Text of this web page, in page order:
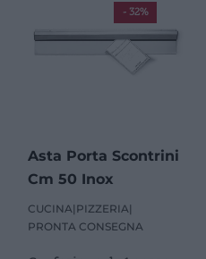
Asta Porta Scontrini
Cm 50 Inox
CUCINA| PIZZERIA|
PRONTA CONSEGNA
- 32%